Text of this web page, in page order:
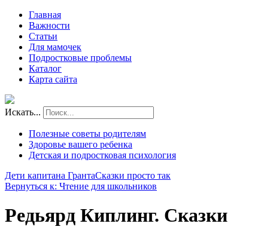
Главная
Важности
Статьи
Для мамочек
Подростковые проблемы
Каталог
Карта сайта
Искать...
Полезные советы родителям
Здоровье вашего ребенка
Детская и подростковая психология
Дети капитана ГрантаСказки просто так
Вернуться к: Чтение для школьников
Редьярд Киплинг. Сказки